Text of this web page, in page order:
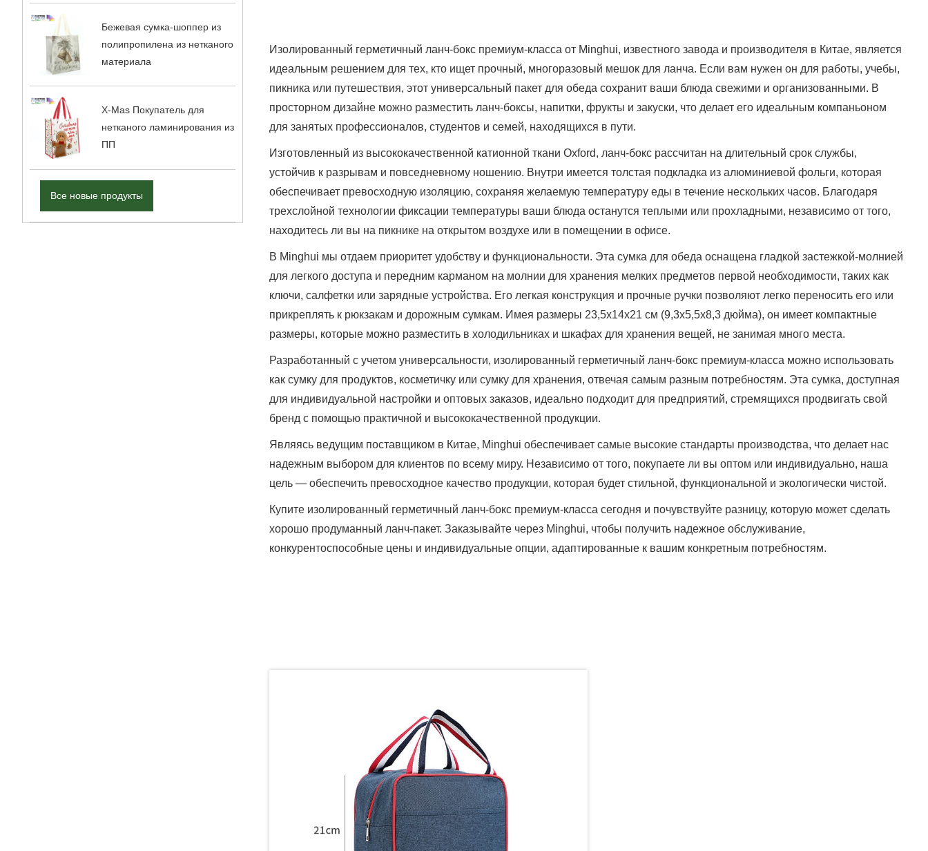
Бежевая сумка-шоппер из
полипропилена из нетканого
материала
X-Mas Покупатель для
нетканого ламинирования из
ПП
Все новые продукты
Изолированный герметичный ланч-бокс премиум-класса от Minghui, известного завода и производителя в Китае, является
идеальным решением для тех, кто ищет прочный, многоразовый мешок для ланча. Если вам нужен он для работы, учебы,
пикника или путешествия, этот универсальный пакет для обеда сохранит ваши блюда свежими и организованными. В
просторном дизайне можно разместить ланч-боксы, напитки, фрукты и закуски, что делает его идеальным компаньоном
для занятых профессионалов, студентов и семей, находящихся в пути.
Изготовленный из высококачественной катионной ткани Oxford, ланч-бокс рассчитан на длительный срок службы,
устойчив к разрывам и повседневному ношению. Внутри имеется толстая подкладка из алюминиевой фольги, которая
обеспечивает превосходную изоляцию, сохраняя желаемую температуру еды в течение нескольких часов. Благодаря
трехслойной технологии фиксации температуры ваши блюда останутся теплыми или прохладными, независимо от того,
находитесь ли вы на пикнике на открытом воздухе или в помещении в офисе.
В Minghui мы отдаем приоритет удобству и функциональности. Эта сумка для обеда оснащена гладкой застежкой-молнией
для легкого доступа и передним карманом на молнии для хранения мелких предметов первой необходимости, таких как
ключи, салфетки или зарядные устройства. Его легкая конструкция и прочные ручки позволяют легко переносить его или
прикреплять к рюкзакам и дорожным сумкам. Имея размеры 23,5x14x21 см (9,3x5,5x8,3 дюйма), он имеет компактные
размеры, которые можно разместить в холодильниках и шкафах для хранения вещей, не занимая много места.
Разработанный с учетом универсальности, изолированный герметичный ланч-бокс премиум-класса можно использовать
как сумку для продуктов, косметичку или сумку для хранения, отвечая самым разным потребностям. Эта сумка, доступная
для индивидуальной настройки и оптовых заказов, идеально подходит для предприятий, стремящихся продвигать свой
бренд с помощью практичной и высококачественной продукции.
Являясь ведущим поставщиком в Китае, Minghui обеспечивает самые высокие стандарты производства, что делает нас
надежным выбором для клиентов по всему миру. Независимо от того, покупаете ли вы оптом или индивидуально, наша
цель — обеспечить превосходное качество продукции, которая будет стильной, функциональной и экологически чистой.
Купите изолированный герметичный ланч-бокс премиум-класса сегодня и почувствуйте разницу, которую может сделать
хорошо продуманный ланч-пакет. Заказывайте через Minghui, чтобы получить надежное обслуживание,
конкурентоспособные цены и индивидуальные опции, адаптированные к вашим конкретным потребностям.